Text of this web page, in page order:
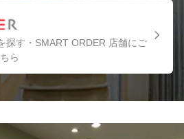
探す・SMART ORDER 店舗にご
ら